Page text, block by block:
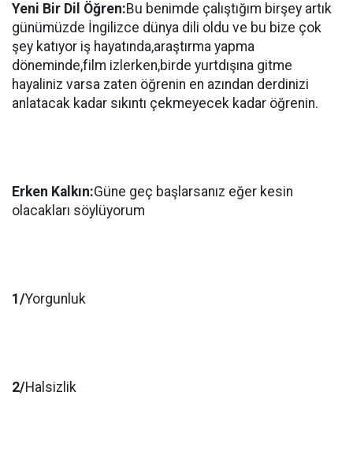
Yeni Bir Dil Öğren:Bu benimde çalıştığım birşey artık
günümüzde İngilizce dünya dili oldu ve bu bize çok
şey katıyor iş hayatında,araştırma yapma
döneminde,film izlerken,birde yurtdışına gitme
hayaliniz varsa zaten öğrenin en azından derdinizi
anlatacak kadar sıkıntı çekmeyecek kadar öğrenin.
Erken Kalkın:Güne geç başlarsanız eğer kesin
olacakları söylüyorum
1/Yorgunluk
2/Halsizlik